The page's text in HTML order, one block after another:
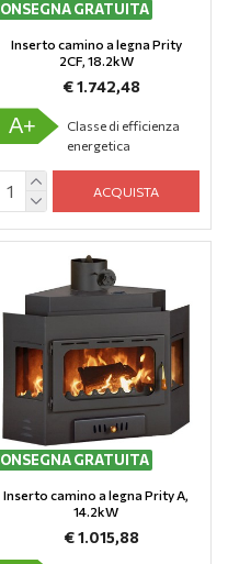
GRATUITA
Inserto camino a legna Prity
2CF, 18.2kW
€ 1.742,48
A+
Classe di efficienza
energetica
ACQUISTA
GRATUITA
Inserto camino a legna Prity A,
14.2kW
€ 1.015,88